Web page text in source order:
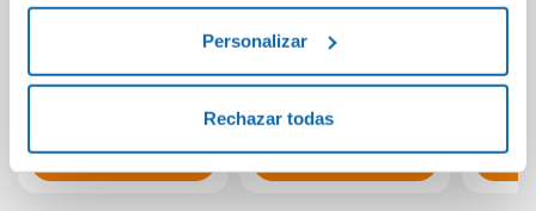
Personalizar
Rechazar todas
Ransom Canyon
Comprar
Las cartas nunca
mienten
10,95€
Comprar